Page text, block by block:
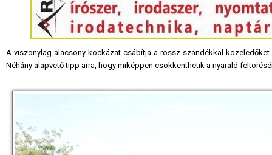
A viszonylag alacsony kockázat csábítja a rossz szándékkal
Néhány alapvető tipp arra, hogy miképpen csökkenthetik a nyaraló